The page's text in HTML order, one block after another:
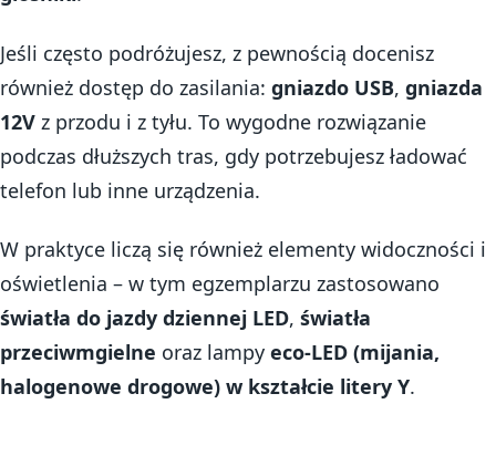
Jeśli często podróżujesz, z pewnością docenisz
również dostęp do zasilania: gniazdo USB, gniazda
12V z przodu i z tyłu. To wygodne rozwiązanie
podczas dłuższych tras, gdy potrzebujesz ładować
telefon lub inne urządzenia.
W praktyce liczą się również elementy widoczności i
oświetlenia – w tym egzemplarzu zastosowano
światła do jazdy dziennej LED, światła
przeciwmgielne oraz lampy eco-LED (mijania,
halogenowe drogowe) w kształcie litery Y.